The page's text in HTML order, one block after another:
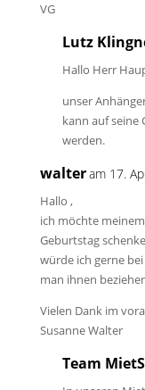
VG
Lutz
Hallo Herr
unser
kann auf seine
werden.
walteram 17.
Hallo ,
ich möchte
Geburtstag
würde ich gerne
man ihnen
Vielen Dank im
Susanne Walter
Team